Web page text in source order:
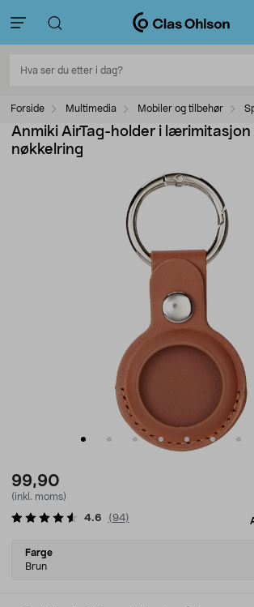
Forside Multimedia Mobiler og tilbehør
Anmiki AirTag-holder i lærimitasjon
nøkkelring
99,90
(inkl. moms)
4.6 (94)
Select
variant
Farge
Brun